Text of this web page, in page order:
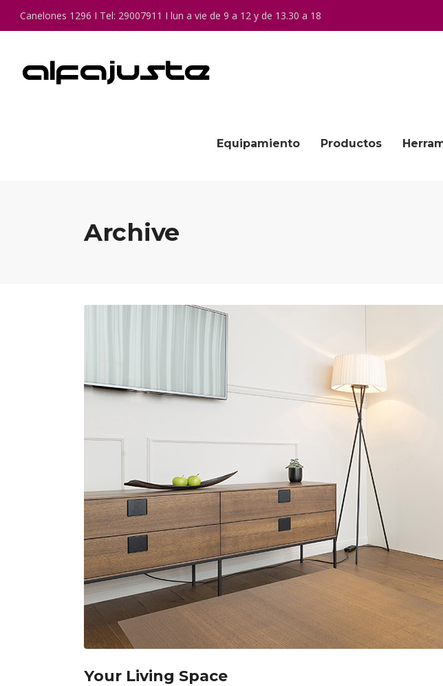
Canelones 1296 I Tel: 29007911 I lun a vie de 9 a 12 y de 13.30 a 18
Equipamiento Productos
Archive
Your Living Space